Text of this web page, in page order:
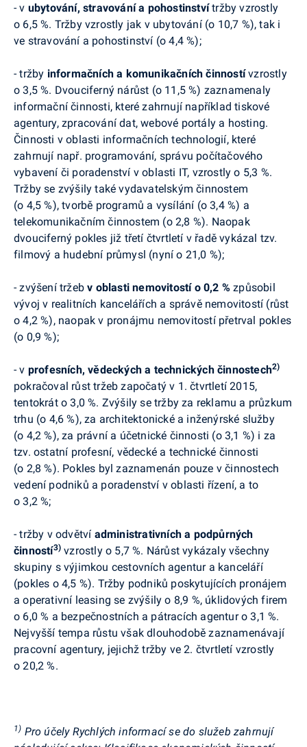
- v ubytování, stravování a pohostinstvítržby vzrostly
o 6,5 %. Tržby vzrostly jak v ubytování (o 10,7 %), tak i
ve stravování a pohostinství (o 4,4 %);
-tržby informačních a komunikačních činnostívzrostly
o 3,5 %. Dvouciferný nárůst (o 11,5 %) zaznamenaly
informační činnosti, které zahrnují například tiskové
agentury, zpracování dat, webové portály a hosting.
Činnosti v oblasti informačních technologií, které
zahrnují např. programování, správu počítačového
vybavení či poradenství v oblasti IT, vzrostly o 5,3 %.
Tržby se zvýšily také vydavatelským činnostem
(o 4,5 %), tvorbě programů a vysílání (o 3,4 %) a
telekomunikačním činnostem (o 2,8 %). Naopak
dvouciferný pokles již třetí čtvrtletí v řadě vykázal tzv.
filmový a hudební průmysl (nyní o 21,0 %);
-zvýšení tržeb v oblasti nemovitostí o 0,2 %způsobil
vývoj v realitních kancelářích a správě nemovitostí (růst
o 4,2 %), naopak v pronájmu nemovitostí přetrval pokles
(o 0,9 %);
-v profesních, vědeckých a technických činnostech2)
pokračoval růst tržeb započatý v 1. čtvrtletí 2015,
tentokrát o 3,0 %. Zvýšily se tržby za reklamu a průzkum
trhu (o 4,6 %), za architektonické a inženýrské služby
(o 4,2 %), za právní a účetnické činnosti (o 3,1 %) i za
tzv. ostatní profesní, vědecké a technické činnosti
(o 2,8 %). Pokles byl zaznamenán pouze v činnostech
vedení podniků a poradenství v oblasti řízení, a to
o 3,2 %;
- tržby v odvětví administrativních a podpůrných
činností3) vzrostly o 5,7 %. Nárůst vykázaly všechny
skupiny s výjimkou cestovních agentur a kanceláří
(pokles o 4,5 %). Tržby podniků poskytujících pronájem
a operativní leasing se zvýšily o 8,9 %, úklidových firem
o 6,0 % a bezpečnostních a pátracích agentur o 3,1 %.
Nejvyšší tempa růstu však dlouhodobě zaznamenávají
pracovní agentury, jejichž tržby ve 2. čtvrtletí vzrostly
o 20,2 %.
1) Pro účely Rychlých informací se do služeb zahrnují